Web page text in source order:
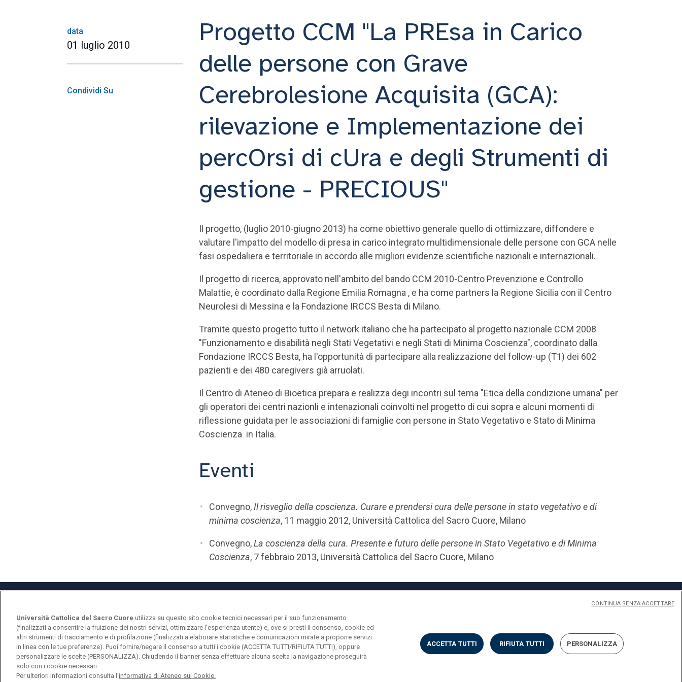
data
01 luglio 2010
Condividi Su
Progetto CCM "La PREsa in Carico
delle persone con Grave
Cerebrolesione Acquisita (GCA):
rilevazione e Implementazione dei
percOrsi di cUra e degli Strumenti di
gestione - PRECIOUS"
Il progetto, (luglio 2010-giugno 2013) ha come obiettivo generale quello di ottimizzare, diffondere e
valutare l'impatto del modello di presa in carico integrato multidimensionale delle persone con GCA nelle
fasi ospedaliera e territoriale in accordo alle migliori evidenze scientifiche nazionali e internazionali.
Il progetto di ricerca, approvato nell'ambito del bando CCM 2010-Centro Prevenzione e Controllo
Malattie, è coordinato dalla Regione Emilia Romagna , e ha come partners la Regione Sicilia con il Centro
Neurolesi di Messina e la Fondazione IRCCS Besta di Milano.
Tramite questo progetto tutto il network italiano che ha partecipato al progetto nazionale CCM 2008
"Funzionamento e disabilità negli Stati Vegetativi e negli Stati di Minima Coscienza", coordinato dalla
Fondazione IRCCS Besta, ha l'opportunità di partecipare alla realizzazione del follow-up (T1) dei 602
pazienti e dei 480 caregivers già arruolati.
Il Centro di Ateneo di Bioetica prepara e realizza degi incontri sul tema "Etica della condizione umana" per
gli operatori dei centri nazionli e intenazionali coinvolti nel progetto di cui sopra e alcuni momenti di
riflessione guidata per le associazioni di famiglie con persone in Stato Vegetativo e Stato di Minima
Coscienza in Italia.
Eventi
Convegno, Il risveglio della coscienza. Curare e prendersi cura delle persone in stato vegetativo e di
minima coscienza, 11 maggio 2012, Università Cattolica del Sacro Cuore, Milano
Convegno,La coscienza della cura. Presente e futuro delle persone in Stato Vegetativo e di Minima
Coscienza, 7 febbraio 2013, Università Cattolica del Sacro Cuore, Milano
Università Cattolica del Sacro Cuore
Largo A. Gemelli, 1 - 20123 Milano
Università Cattolica del Sacro Cuore utilizza su questo sito cookie tecnici necessari per il suo funzionamento
(finalizzati a consentire la fruizione dei nostri servizi, ottimizzare l'esperienza utente) e, ove si presti il consenso, cookie ed
altri strumenti di tracciamento e di profilazione (finalizzati a elaborare statistiche e comunicazioni mirate a proporre servizi
in linea con le tue preferenze). Puoi fornire/negare il consenso a tutti i cookie (ACCETTA TUTTI/RIFIUTA TUTTI), oppure
personalizzare le scelte (PERSONALIZZA). Chiudendo il banner senza effettuare alcuna scelta la navigazione proseguirà
solo con i cookie necessari.
Per ulteriori informazioni consulta l'informativa di Ateneo sui Cookie.
ACCETTA TUTTI RIFIUTA TUTTI PERSONALIZZA
CONTINUA SENZA ACCETTARE